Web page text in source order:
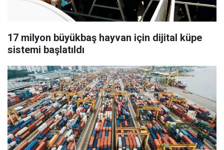
17 milyon büyükbaş hayvan için dijital küpe
sistemi başlatıldı